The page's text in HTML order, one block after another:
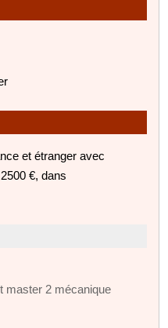
et étranger avec
€, dans
master 2 mécanique